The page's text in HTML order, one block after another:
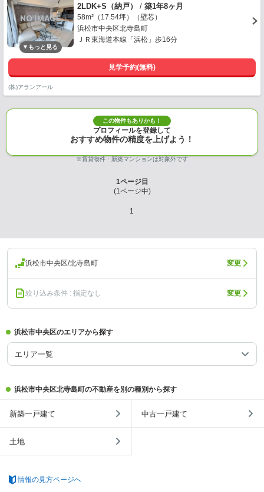
2LDK+S（納戸） / 築1年8ヶ月
58m²（17.54坪）（壁芯）
浜松市中央区北寺島町
ＪＲ東海道本線「浜松」歩16分
見学予約(無料)
(株)アランアール
この物件もありかも！
プロフィールを登録して
おすすめ物件の精度を上げよう！
※賃貸物件・新築マンションは対象外です
1ページ目
(1ページ中)
1
浜松市中央区/北寺島町 変更
絞り込み条件 : 指定なし 変更
浜松市中央区のエリアから探す
エリア一覧
浜松市中央区北寺島町の不動産を別の種別から探す
新築一戸建て 中古一戸建て
土地
情報の見方ページへ